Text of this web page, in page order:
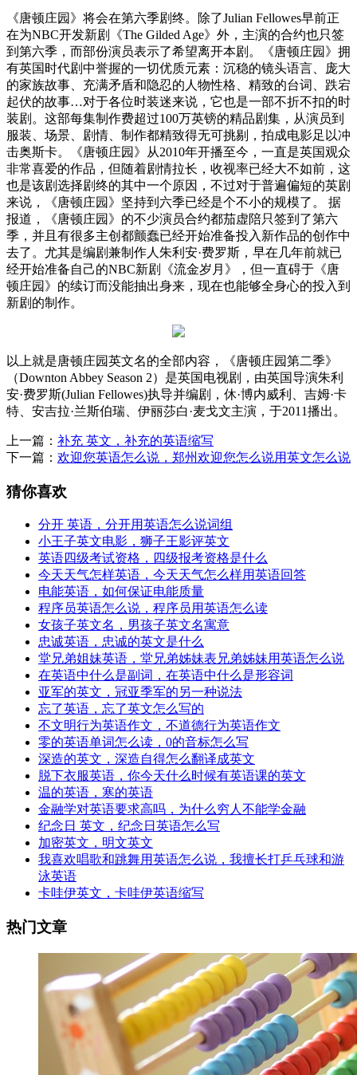
《唐顿庄园》将会在第六季剧终。除了Julian Fellowes早前正
在为NBC开发新剧《The Gilded Age》外，主演的合约也只签
到第六季，而部份演员表示了希望离开本剧。《唐顿庄园》拥
有英国时代剧中誉握的一切优质元素：沉稳的镜头语言、庞大
的家族故事、充满矛盾和隐忍的人物性格、精致的台词、跌宕
起伏的故事…对于各位时装迷来说，它也是一部不折不扣的时
装剧。这部每集制作费超过100万英镑的精品剧集，从演员到
服装、场景、剧情、制作都精致得无可挑剔，拍成电影足以冲
击奥斯卡。《唐顿庄园》从2010年开播至今，一直是英国观众
非常喜爱的作品，但随着剧情拉长，收视率已经大不如前，这
也是该剧选择剧终的其中一个原因，不过对于普遍偏短的英剧
来说，《唐顿庄园》坚持到六季已经是个不小的规模了。 据
报道，《唐顿庄园》的不少演员合约都茄虚陪只签到了第六
季，并且有很多主创都颤蠢已经开始准备投入新作品的创作中
去了。尤其是编剧兼制作人朱利安·费罗斯，早在几年前就已
经开始准备自己的NBC新剧《流金岁月》，但一直碍于《唐
顿庄园》的续订而没能抽出身来，现在也能够全身心的投入到
新剧的制作。
以上就是唐顿庄园英文名的全部内容，《唐顿庄园第二季》
（Downton Abbey Season 2）是英国电视剧，由英国导演朱利
安·费罗斯(Julian Fellowes)执导并编剧，休·博内威利、吉姆·卡
特、安吉拉·兰斯伯瑞、伊丽莎白·麦戈文主演，于2011播出。
上一篇： 补充 英文，补充的英语缩写
下一篇： 欢迎您英语怎么说，郑州欢迎您怎么说用英文怎么说
猜你喜欢
分开 英语，分开用英语怎么说词组
小王子英文电影，狮子王影评英文
英语四级考试资格，四级报考资格是什么
今天天气怎样英语，今天天气怎么样用英语回答
电能英语，如何保证电能质量
程序员英语怎么说，程序员用英语怎么读
女孩子英文名，男孩子英文名寓意
忠诚英语，忠诚的英文是什么
堂兄弟姐妹英语，堂兄弟姊妹表兄弟姊妹用英语怎么说
在英语中什么是副词，在英语中什么是形容词
亚军的英文，冠亚季军的另一种说法
忘了英语，忘了英文怎么写的
不文明行为英语作文，不道德行为英语作文
零的英语单词怎么读，0的音标怎么写
深造的英文，深造自得怎么翻译成英文
脱下衣服英语，你今天什么时候有英语课的英文
温的英语，寒的英语
金融学对英语要求高吗，为什么穷人不能学金融
纪念日 英文，纪念日英语怎么写
加密英文，明文英文
我喜欢唱歌和跳舞用英语怎么说，我擅长打乒乓球和游
泳英语
卡哇伊英文，卡哇伊英语缩写
热门文章